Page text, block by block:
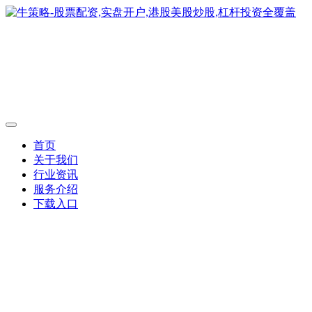
首页
关于我们
行业资讯
服务介绍
下载入口